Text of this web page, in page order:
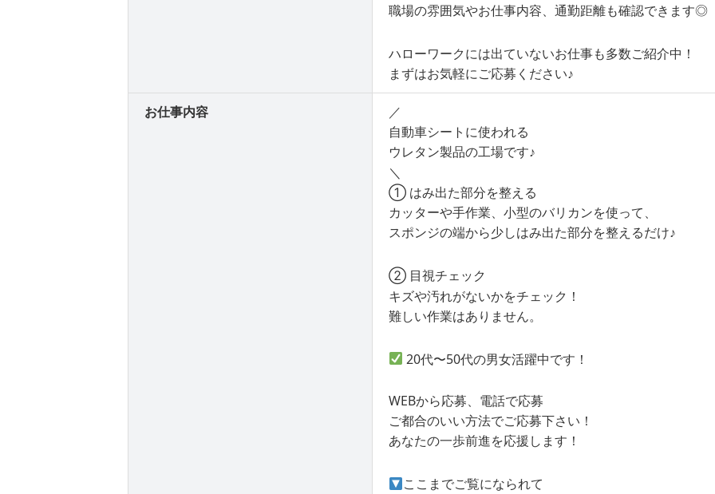
職場の雰囲気やお仕事内容、通勤距離も確認できます◎
ハローワークには出ていないお仕事も多数ご紹介中！
まずはお気軽にご応募ください♪
お仕事内容
／
自動車シートに使われる
ウレタン製品の工場です♪
＼
① はみ出た部分を整える
カッターや手作業、小型のバリカンを使って、
スポンジの端から少しはみ出た部分を整えるだけ♪
② 目視チェック
キズや汚れがないかをチェック！
難しい作業はありません。
20代〜50代の男女活躍中です！
WEBから応募、電話で応募
ご都合のいい方法でご応募下さい！
あなたの一歩前進を応援します！
ここまでご覧になられて